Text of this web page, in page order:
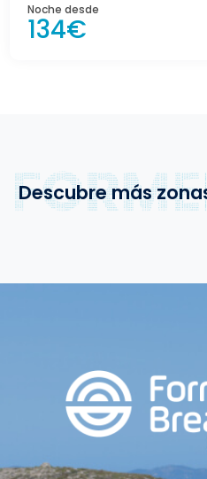
Noche desde
134€
Descubre más